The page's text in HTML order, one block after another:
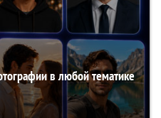
в любой тематике